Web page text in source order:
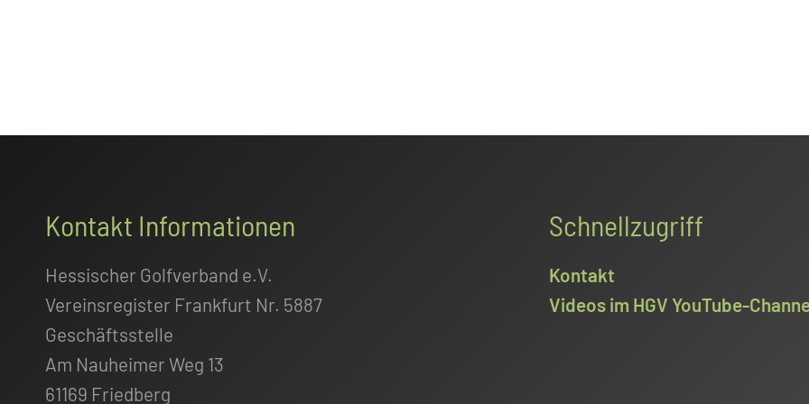
Kontakt Informationen
Hessischer Golfverband e.V.
Vereinsregister Frankfurt Nr. 5887
Geschäftsstelle
Am Nauheimer Weg 13
61169 Friedberg
Schnellzugriff
Kontakt
Videos im HGV YouTube-